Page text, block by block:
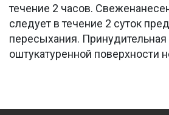
течение 2 часов.
следует в течение 2 суток
пересыхания.
оштукатуренной поверхности